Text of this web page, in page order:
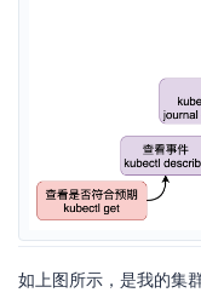
如上图所示，是我的集